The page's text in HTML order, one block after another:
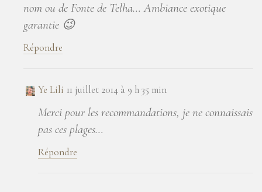
nom ou de Fonte de Telha… Ambiance exotique
garantie 😉
Répondre
Ye Lili 11 juillet 2014 à 9 h 35 min
Merci pour les recommandations, je ne connaissais
pas ces plages…
Répondre